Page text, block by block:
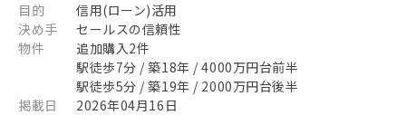
目的
信用(ローン)活用
決め手
セールスの信頼性
物件
追加購入2件
駅徒歩7分 / 築18年 / 4000万円台前半
駅徒歩5分 / 築19年 / 2000万円台後半
掲載日
2026年04月16日